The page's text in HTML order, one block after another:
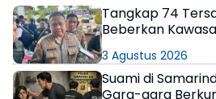
Tangkap 74
Beberkan
3 Agustus 2026
Suami di
Gara-gara